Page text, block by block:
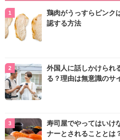
鶏肉がうっすらピンク
認する方法
外国人に話しかけられ
る？理由は無意識のサ
寿司屋でやってはい
ナーとされることとは